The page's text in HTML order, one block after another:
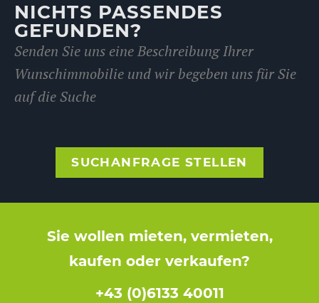
NICHTS PASSENDES
GEFUNDEN?
Senden Sie uns eine Beschreibung Ihrer
Wunschimmobilie und wir begeben uns für Sie
auf die Suche
SUCHANFRAGE STELLEN
Sie wollen mieten, vermieten,
kaufen oder verkaufen?
+43 (0)6133 40011